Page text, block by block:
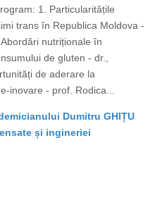
1. Particularitățile
trans în Republica Moldova -
nutriționale în
de gluten - dr.,
de aderare la
inovare - prof. Rodica...
Dumitru GHIȚU
și ingineriei